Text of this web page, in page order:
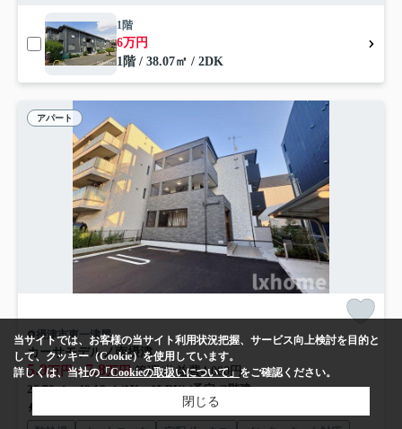
1階
6万円
1階 / 38.07㎡ / 2DK
アパート
摂津市東一津屋
カーサモデルノ南摂津
5.9万円～7.8万円管理/共益費4,000円
26.70㎡～40.18㎡ (1K～1LDK) /予定 /3階建
大阪モノレール本線「摂津」駅 徒歩23分
当サイトでは、お客様の当サイト利用状況把握、サービス向上検討を目的と
して、クッキー（Cookie）を使用しています。
詳しくは、当社の「Cookieの取扱いについて」をご確認ください。
閉じる